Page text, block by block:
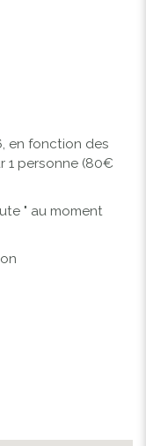
en fonction des
1 personne (80€
" au moment